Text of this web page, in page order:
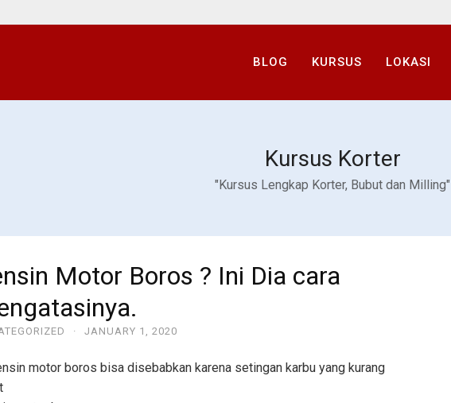
BLOG KURSUS LOKASI
Kursus Korter
"Kursus Lengkap Korter, Bubut dan Milling"
Motor Boros ? Ini Dia cara
· JANUARY 1, 2020